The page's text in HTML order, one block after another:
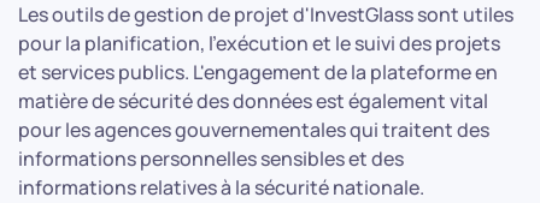
Les outils de gestion de projet d'InvestGlass sont utiles
pour la planification, l'exécution et le suivi des projets
et services publics. L'engagement de la plateforme en
matière de sécurité des données est également vital
pour les agences gouvernementales qui traitent des
informations personnelles sensibles et des
informations relatives à la sécurité nationale.